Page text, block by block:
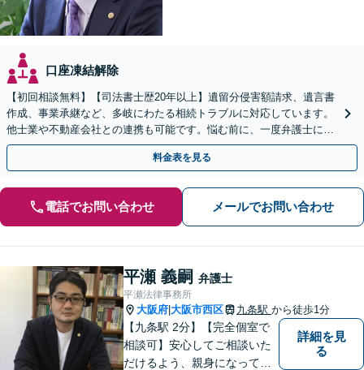
口座凍結解除
【初回相談無料】【司法書士歴20年以上】遺留分侵害額請求、遺言書
作成、事業承継など、多岐にわたる相続トラブルに対応しています。
他士業や不動産会社との連携も可能です。悩む前に、一度弁護士にご
相談ください。【電話相談可】【夜間・休日対応】
料金表を見る
電話でお問い合わせ メールでお問い合わせ
平瀬 義嗣 弁護士
平瀬法律事務所
大阪府 大阪市西区 九条駅 から徒歩1分
【九条駅 2分】【完全個室で
相談可】安心してご相談いた
だけるよう、親身になってお
詳細を見
る